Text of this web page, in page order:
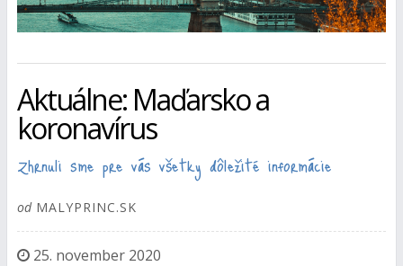
Aktuálne: Maďarsko a
koronavírus
Zhrnuli sme pre vás všetky dôležité informácie
odMALYPRINC.SK
25. november 2020